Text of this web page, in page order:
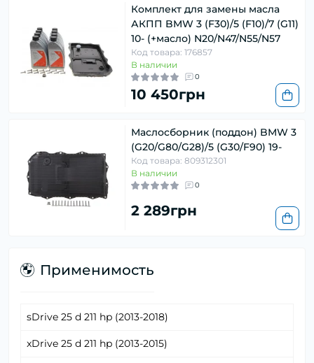
Комплект для замены масла
АКПП BMW 3 (F30)/5 (F10)/7 (G11)
10- (+масло) N20/N47/N55/N57
Код товара: 176857
В наличии
0
10 450грн
Маслосборник (поддон) BMW 3
(G20/G80/G28)/5 (G30/F90) 19-
Код товара: 809312301
В наличии
0
2 289грн
Применимость
sDrive 25 d 211 hp (2013-2018)
xDrive 25 d 211 hp (2013-2015)